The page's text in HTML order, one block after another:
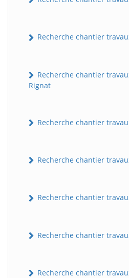
Recherche chantier
Recherche chantier
Rignat
Recherche chantier
Recherche chantier
Recherche chantier
Recherche chantier
Recherche chantier